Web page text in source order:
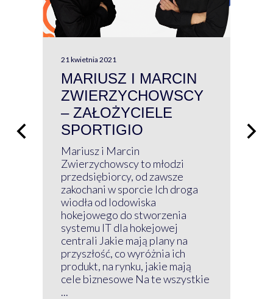
21 kwietnia 2021
MARIUSZ I MARCIN
ZWIERZYCHOWSCY
– ZAŁOŻYCIELE
SPORTIGIO
Mariusz i Marcin
Zwierzychowscy to młodzi
przedsiębiorcy, od zawsze
zakochani w sporcie Ich droga
wiodła od lodowiska
hokejowego do stworzenia
systemu IT dla hokejowej
centrali Jakie mają plany na
przyszłość, co wyróżnia ich
produkt, na rynku, jakie mają
cele biznesowe Na te wszystkie
...